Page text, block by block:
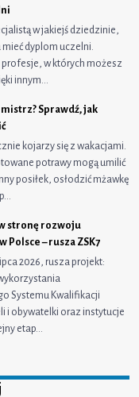
w jakiejś dziedzinie,
dyplom uczelni.
profesje, w których możesz
innym…
Sprawdź, jak
kojarzy się z wakacjami.
potrawy mogą umilić
posiłek, osłodzić mżawkę
stronę rozwoju
Polsce – rusza ZSK7
2026, rusza projekt:
Systemu Kwalifikacji
i obywatelki oraz instytucje
etap…